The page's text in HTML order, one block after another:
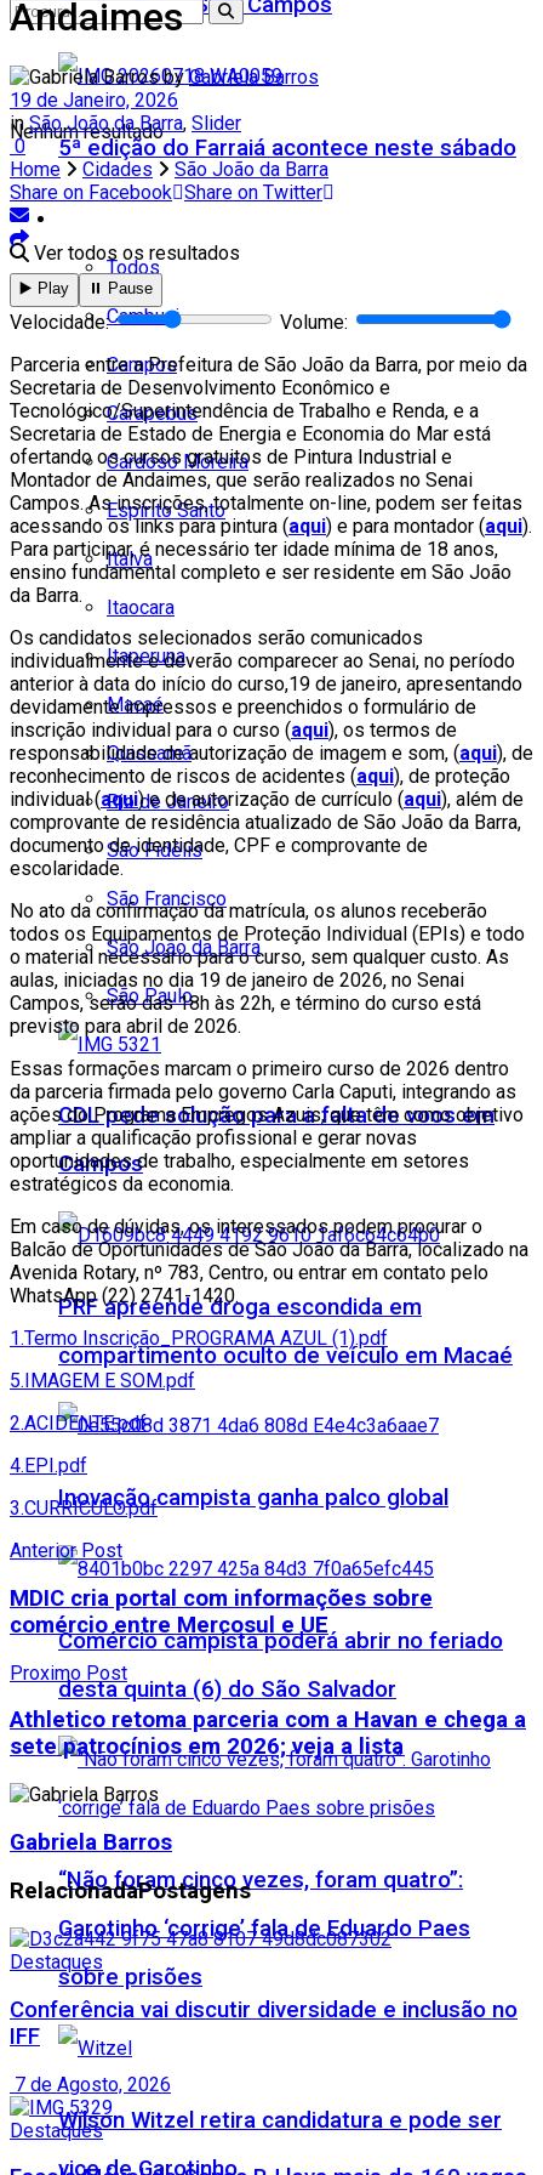
Teatro Firjan SESI Campos
5ª edição do Farraiá acontece neste sábado
Todos
Cambuci
Campos
Carapebus
Cardoso Moreira
Espírito Santo
Italva
Itaocara
Itaperuna
Macaé
Quissamã
Rio de Janeiro
São Fidélis
São Francisco
São João da Barra
São Paulo
CDL pede solução para a falta de voos em
Campos
PRF apreende droga escondida em
compartimento oculto de veículo em Macaé
Inovação campista ganha palco global
Comércio campista poderá abrir no feriado
desta quinta (6) do São Salvador
“Não foram cinco vezes, foram quatro”:
Garotinho ‘corrige’ fala de Eduardo Paes
sobre prisões
Wilson Witzel retira candidatura e pode ser
vice de Garotinho
Nenhum resultado
Ver todos os resultados
Andaimes
by Gabriela Barros
19 de Janeiro, 2026
in São João da Barra, Slider
0
Home
Cidades
São João da Barra
Share on Facebook Share on Twitter
▶️ Play ⏸️ Pause
Velocidade:
Volume:
Parceria entre a Prefeitura de São João da Barra, por meio da
Secretaria de Desenvolvimento Econômico e
Tecnológico/Superintendência de Trabalho e Renda, e a
Secretaria de Estado de Energia e Economia do Mar está
ofertando os cursos gratuitos de Pintura Industrial e
Montador de Andaimes, que serão realizados no Senai
Campos. As inscrições, totalmente on-line, podem ser feitas
acessando os links para pintura (aqui) e para montador (aqui).
Para participar, é necessário ter idade mínima de 18 anos,
ensino fundamental completo e ser residente em São João
da Barra.
Os candidatos selecionados serão comunicados
individualmente e deverão comparecer ao Senai, no período
anterior à data do início do curso,19 de janeiro, apresentando
devidamente impressos e preenchidos o formulário de
inscrição individual para o curso (aqui), os termos de
responsabilidade de autorização de imagem e som, (aqui), de
reconhecimento de riscos de acidentes (aqui), de proteção
individual (aqui) e de autorização de currículo (aqui), além de
comprovante de residência atualizado de São João da Barra,
documento de identidade, CPF e comprovante de
escolaridade.
No ato da confirmação da matrícula, os alunos receberão
todos os Equipamentos de Proteção Individual (EPIs) e todo
o material necessário para o curso, sem qualquer custo. As
aulas, iniciadas no dia 19 de janeiro de 2026, no Senai
Campos, serão das 18h às 22h, e término do curso está
previsto para abril de 2026.
Essas formações marcam o primeiro curso de 2026 dentro
da parceria firmada pelo governo Carla Caputi, integrando as
ações do Programa Empregos Azuis, que têm como objetivo
ampliar a qualificação profissional e gerar novas
oportunidades de trabalho, especialmente em setores
estratégicos da economia.
Em caso de dúvidas, os interessados podem procurar o
Balcão de Oportunidades de São João da Barra, localizado na
Avenida Rotary, nº 783, Centro, ou entrar em contato pelo
WhatsApp (22) 2741-1420.
1.Termo Inscrição_PROGRAMA AZUL (1).pdf
5.IMAGEM E SOM.pdf
2.ACIDENTE.pdf
4.EPI.pdf
3.CURRÍCULO.pdf
Anterior Post
MDIC cria portal com informações sobre
comércio entre Mercosul e UE
Proximo Post
Athletico retoma parceria com a Havan e chega a
sete patrocínios em 2026; veja a lista
Gabriela Barros
RelacionadaPostagens
Destaques
Conferência vai discutir diversidade e inclusão no
IFF
7 de Agosto, 2026
Destaques